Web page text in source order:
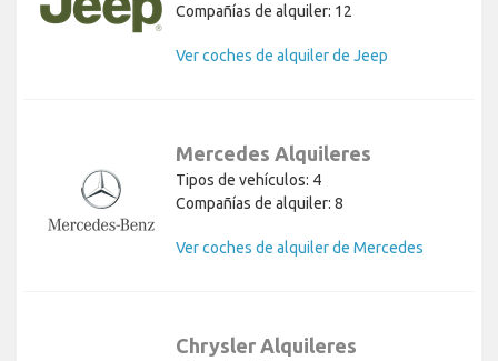
Compañías de alquiler: 12
Ver coches de alquiler de Jeep
Mercedes Alquileres
Tipos de vehículos: 4
Compañías de alquiler: 8
Ver coches de alquiler de Mercedes
Chrysler Alquileres